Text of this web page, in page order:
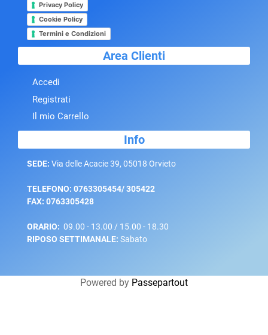
Privacy Policy
Cookie Policy
Termini e Condizioni
Area Clienti
Accedi
Registrati
Il mio Carrello
Info
SEDE: Via delle Acacie 39, 05018 Orvieto
TELEFONO: 0763305454/ 305422
FAX: 0763305428
ORARIO: 09.00 - 13.00 / 15.00 - 18.30
RIPOSO SETTIMANALE: Sabato
Powered by Passepartout